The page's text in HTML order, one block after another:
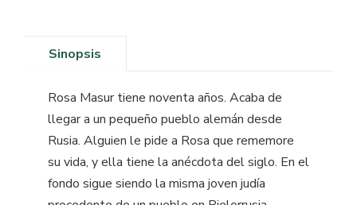
Sinopsis
Rosa Masur tiene noventa años. Acaba de
llegar a un pequeño pueblo alemán desde
Rusia. Alguien le pide a Rosa que rememore
su vida, y ella tiene la anécdota del siglo. En el
fondo sigue siendo la misma joven judía